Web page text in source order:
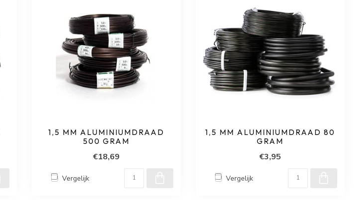
1,5 MM ALUMINIUMDRAAD
500 GRAM
€18,69
Vergelijk
1,5 MM ALUMINIUMDRAAD 80
GRAM
€3,95
Vergelijk